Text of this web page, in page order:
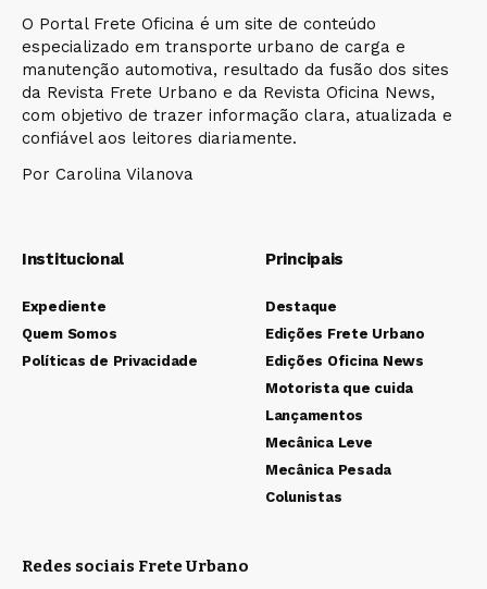
O Portal Frete Oficina é um site de conteúdo
especializado em transporte urbano de carga e
manutenção automotiva, resultado da fusão dos sites
da Revista Frete Urbano e da Revista Oficina News,
com objetivo de trazer informação clara, atualizada e
confiável aos leitores diariamente.
Por Carolina Vilanova
Institucional
Expediente
Quem Somos
Políticas de Privacidade
Principais
Destaque
Edições Frete Urbano
Edições Oficina News
Motorista que cuida
Lançamentos
Mecânica Leve
Mecânica Pesada
Colunistas
Redes sociais Frete Urbano